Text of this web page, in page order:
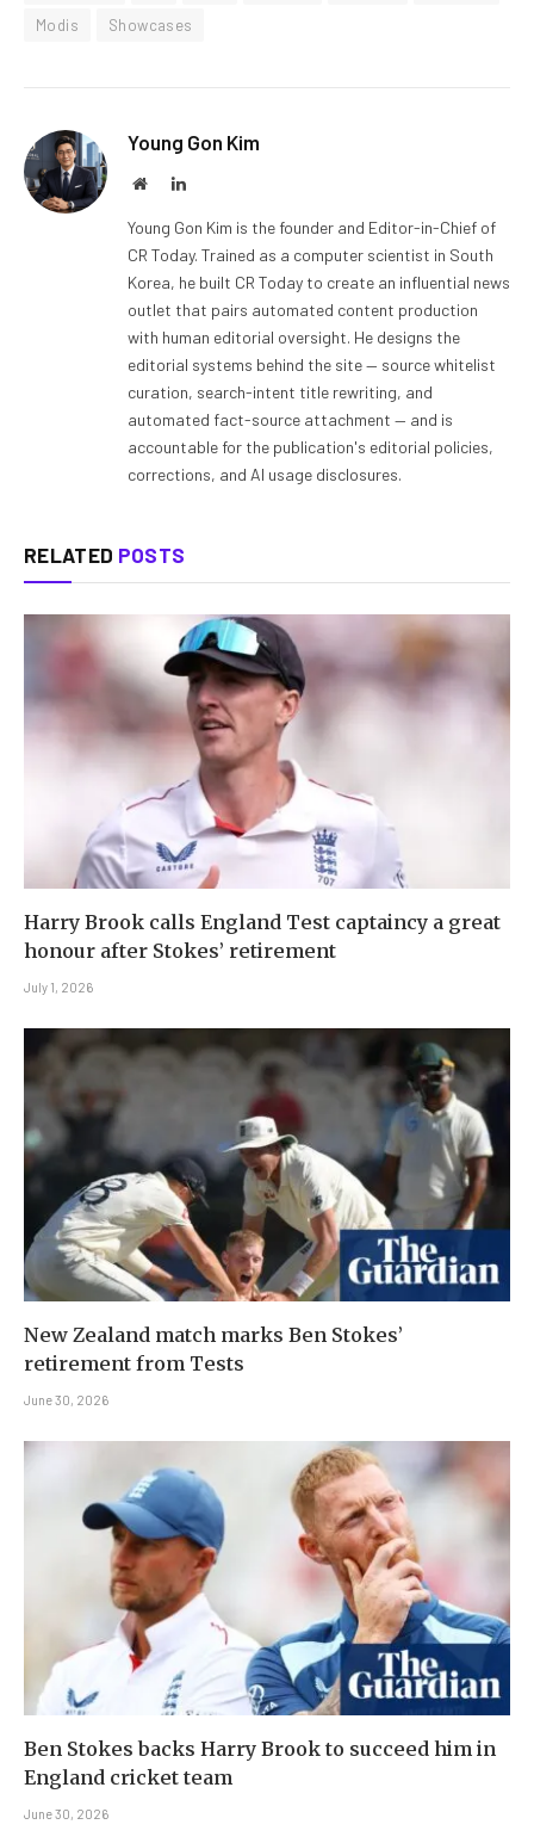
Modis
Showcases
Young Gon Kim
WebsiteLinkedIn
Young Gon Kim is the founder and Editor-in-Chief of
CR Today. Trained as a computer scientist in South
Korea, he built CR Today to create an influential news
outlet that pairs automated content production
with human editorial oversight. He designs the
editorial systems behind the site — source whitelist
curation, search-intent title rewriting, and
automated fact-source attachment — and is
accountable for the publication's editorial policies,
corrections, and AI usage disclosures.
RELATED POSTS
Harry Brook calls England Test captaincy a great
honour after Stokes’ retirement
July 1, 2026
New Zealand match marks Ben Stokes’
retirement from Tests
June 30, 2026
Ben Stokes backs Harry Brook to succeed him in
England cricket team
June 30, 2026